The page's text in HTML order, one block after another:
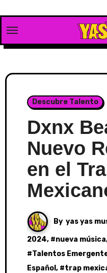
content
Descubre Talento
Dxnx
Nuevo
en el
By yas yas
2024, #nueva música
#Talentos
Español , #trap